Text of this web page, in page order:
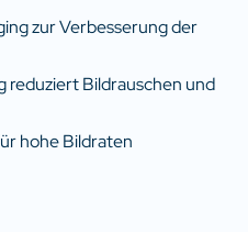
zur Verbesserung der
reduziert Bildrauschen und
hohe Bildraten